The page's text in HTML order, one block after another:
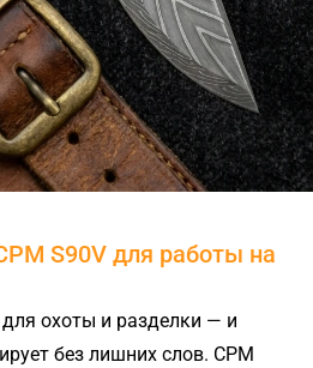
S90V для работы на
охоты и разделки — и
без лишних слов. CPM